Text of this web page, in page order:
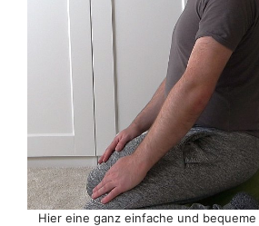
Hier eine ganz einfache und